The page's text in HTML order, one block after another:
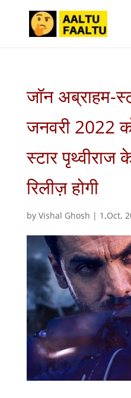
जॉन अब्राहम-
जनवरी 2022
स्टार पृथ्वीराज
रिलीज़ होगी
by Vishal Ghosh | 1,Oct,